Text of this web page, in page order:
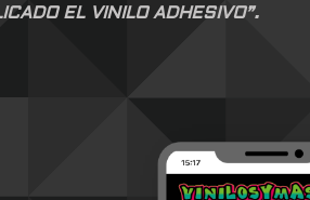
EL VINILO ADHESIVO”.